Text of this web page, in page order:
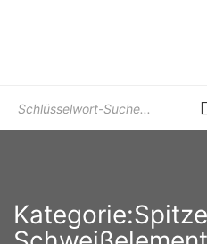
Sie